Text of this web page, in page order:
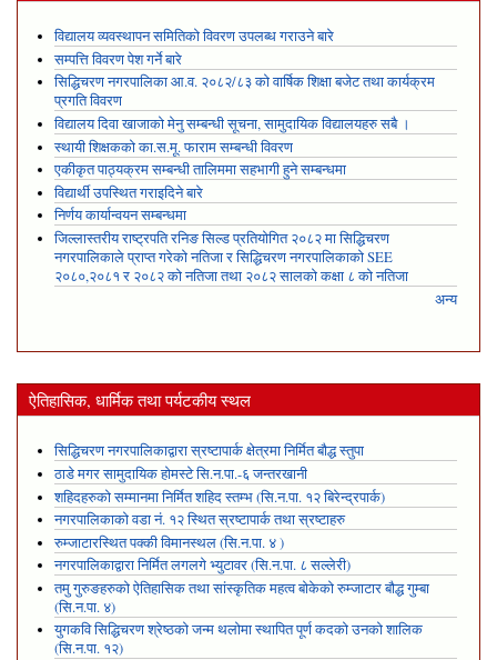
विद्यालय व्यवस्थापन समितिको विवरण उपलब्ध गराउने बारे
सम्पत्ति विवरण पेश गर्ने बारे
सिद्धिचरण नगरपालिका आ.व. २०८२/८३ को वार्षिक शिक्षा बजेट तथा कार्यक्रम
प्रगति विवरण
विद्यालय दिवा खाजाको मेनु सम्बन्धी सूचना, सामुदायिक विद्यालयहरु सबै ।
स्थायी शिक्षकको का.स.मू. फाराम सम्बन्धी विवरण
एकीकृत पाठ्यक्रम सम्बन्धी तालिममा सहभागी हुने सम्बन्धमा
विद्यार्थी उपस्थित गराइदिने बारे
निर्णय कार्यान्वयन सम्बन्धमा
जिल्लास्तरीय राष्ट्रपति रनिङ सिल्ड प्रतियोगित २०८२ मा सिद्धिचरण
नगरपालिकाले प्राप्त गरेकाे नतिजा र सिद्धिचरण नगरपालिकाको SEE
२०८०,२०८१ र २०८२ को नतिजा तथा २०८२ सालको कक्षा ८ को नतिजा
अन्य
ऐतिहासिक, धार्मिक तथा पर्यटकीय स्थल
सिद्धिचरण नगरपालिकाद्वारा स्रष्टापार्क क्षेत्रमा निर्मित बौद्ध स्तुपा
ठाडे मगर सामुदायिक होमस्टे सि.न.पा.-६ जन्तरखानी
शहिदहरुको सम्मानमा निर्मित शहिद स्तम्भ (सि.न.पा. १२ बिरेन्द्रपार्क)
नगरपालिकाको वडा नं. १२ स्थित स्रष्टापार्क तथा स्रष्टाहरु
रुम्जाटारस्थित पक्की विमानस्थल (सि.न.पा. ४ )
नगरपालिकाद्वारा निर्मित लगलगे भ्युटावर (सि.न.पा. ८ सल्लेरी)
तमु गुरुङहरुको ऐतिहासिक तथा सांस्कृतिक महत्व बोकेको रुम्जाटार बौद्ध गुम्बा
(सि.न.पा. ४)
युगकवि सिद्धिचरण श्रेष्ठको जन्म थलोमा स्थापित पूर्ण कदको उनको शालिक
(सि.न.पा. १२)